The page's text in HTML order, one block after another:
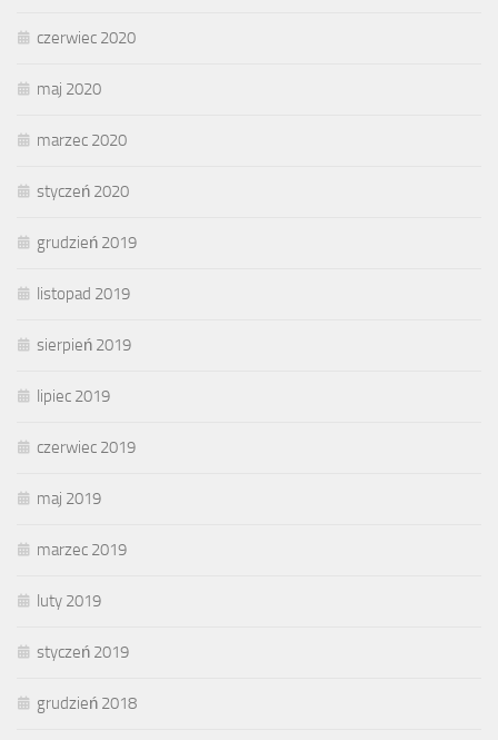
czerwiec 2020
maj 2020
marzec 2020
styczeń 2020
grudzień 2019
listopad 2019
sierpień 2019
lipiec 2019
czerwiec 2019
maj 2019
marzec 2019
luty 2019
styczeń 2019
grudzień 2018